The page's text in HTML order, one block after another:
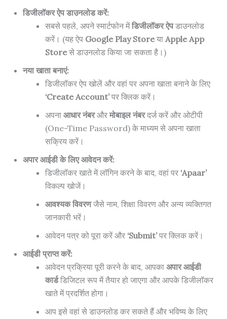
डिजीलॉकर ऐप डाउनलोड करें:
सबसे पहले, अपने स्मार्टफोन मेंडिजीलॉकर ऐपडाउनलोड
करें। (यह ऐप Google Play Storeया Apple App
Storeसे डाउनलोड किया जा सकता है।)
नया खाता बनाएं:
डिजीलॉकर ऐप खोलें और वहां पर अपना खाता बनाने के लिए
‘Create Account’पर क्लिक करें।
अपना आधार नंबरऔर मोबाइल नंबरदर्ज करें और ओटीपी
(One-Time Password) के माध्यम से अपना खाता
सक्रिय करें।
अपार आईडी के लिए आवेदन करें:
डिजीलॉकर खाते में लॉगिन करने के बाद, वहां पर ‘Apaar’
विकल्प खोजें।
आवश्यक विवरणजैसे नाम, शिक्षा विवरण और अन्य व्यक्तिगत
जानकारी भरें।
आवेदन पत्र को पूरा करें और ‘Submit’पर क्लिक करें।
आईडी प्राप्त करें:
आवेदन प्रक्रिया पूरी करने के बाद, आपका अपार आईडी
कार्डडिजिटल रूप में तैयार हो जाएगा और आपके डिजीलॉकर
खाते में प्रदर्शित होगा।
आप इसे वहां से डाउनलोड कर सकते हैं और भविष्य के लिए